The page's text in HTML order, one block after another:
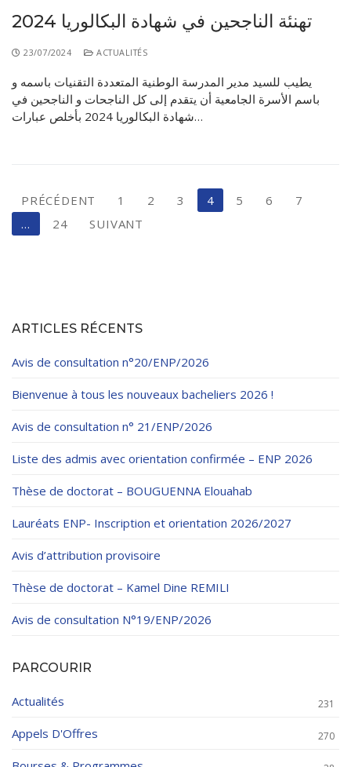
تهنئة الناجحين في شهادة البكالوريا 2024
23/07/2024 ACTUALITÉS
يطيب للسيد مدير المدرسة الوطنية المتعددة التقنيات باسمه و
باسم الأسرة الجامعية أن يتقدم إلى كل الناجحات و الناجحين في
شهادة البكالوريا 2024 بأخلص عبارات…
PRÉCÉDENT 1 2 3 4 5 6
7
…
24 SUIVANT
ARTICLES RÉCENTS
Avis de consultation n°20/ENP/2026
Bienvenue à tous les nouveaux bacheliers 2026 !
Avis de consultation n° 21/ENP/2026
Liste des admis avec orientation confirmée – ENP 2026
Thèse de doctorat – BOUGUENNA Elouahab
Lauréats ENP- Inscription et orientation 2026/2027
Avis d’attribution provisoire
Thèse de doctorat – Kamel Dine REMILI
Avis de consultation N°19/ENP/2026
PARCOURIR
Actualités 231
Appels D'Offres 270